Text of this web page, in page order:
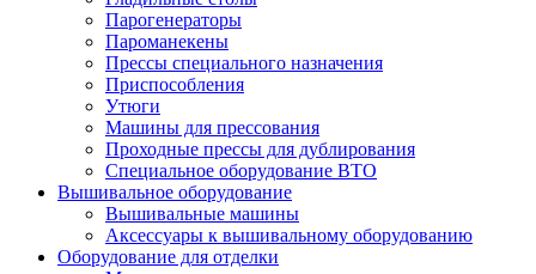
Парогенераторы
Пароманекены
Прессы специального назначения
Приспособления
Утюги
Машины для прессования
Проходные прессы для дублирования
Специальное оборудование ВТО
Вышивальное оборудование
Вышивальные машины
Аксессуары к вышивальному оборудованию
Оборудование для отделки